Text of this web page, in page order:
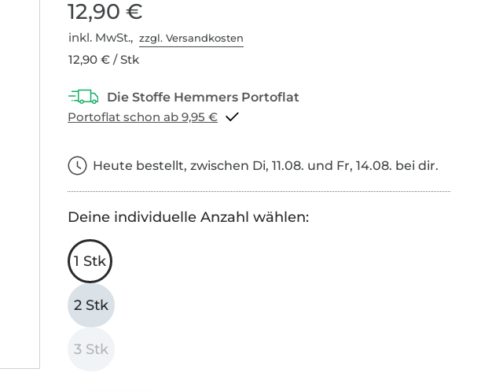
12,90 €
inkl. MwSt.,zzgl. Versandkosten
12,90 € / Stk
Portoflat schon ab 9,95 €
Heute bestellt, zwischen Di, 11.08. und Fr, 14.08. bei dir.
Deine individuelle Anzahl wählen:
1 Stk
2 Stk
3 Stk